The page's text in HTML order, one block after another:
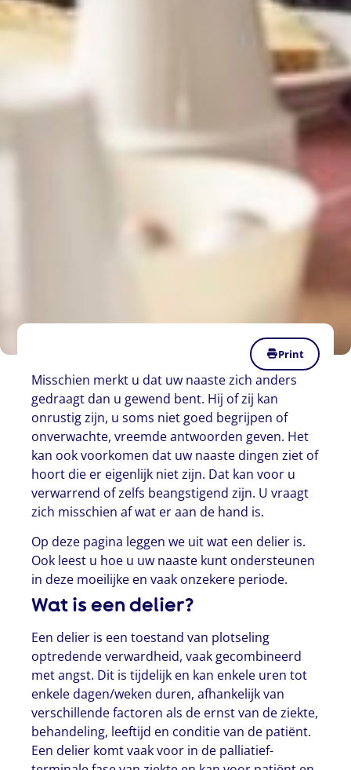
Print
Misschien merkt u dat uw naaste zich anders
gedraagt dan u gewend bent. Hij of zij kan
onrustig zijn, u soms niet goed begrijpen of
onverwachte, vreemde antwoorden geven. Het
kan ook voorkomen dat uw naaste dingen ziet of
hoort die er eigenlijk niet zijn. Dat kan voor u
verwarrend of zelfs beangstigend zijn. U vraagt
zich misschien af wat er aan de hand is.
Op deze pagina leggen we uit wat een delier is.
Ook leest u hoe u uw naaste kunt ondersteunen
in deze moeilijke en vaak onzekere periode.
Wat is een delier?
Een delier is een toestand van plotseling
optredende verwardheid, vaak gecombineerd
met angst. Dit is tijdelijk en kan enkele uren tot
enkele dagen/weken duren, afhankelijk van
verschillende factoren als de ernst van de ziekte,
behandeling, leeftijd en conditie van de patiënt.
Een delier komt vaak voor in de palliatief-